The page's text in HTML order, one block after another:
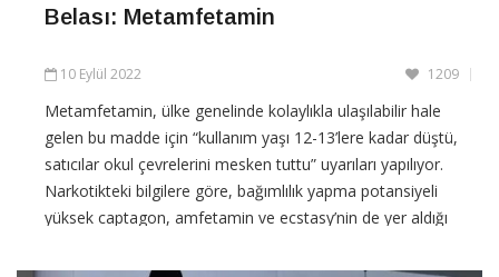
Belası: Metamfetamin
10 Eylül 2022 1209
Metamfetamin, ülke genelinde kolaylıkla ulaşılabilir hale
gelen bu madde için “kullanım yaşı 12-13’lere kadar düştü,
satıcılar okul çevrelerini mesken tuttu” uyarıları yapılıyor.
Narkotikteki bilgilere göre, bağımlılık yapma potansiyeli
yüksek captagon, amfetamin ve ecstasy’nin de yer aldığı